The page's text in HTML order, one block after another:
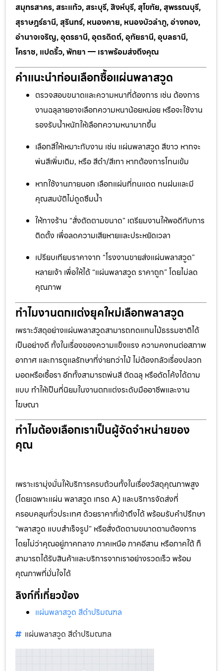
สมุทรสาคร, สระแก้ว, สระบุรี, สิงห์บุรี, สุโขทัย, สุพรรณบุรี,
สุราษฎร์ธานี, สุรินทร์, หนองคาย, หนองบัวลำภู, อ่างทอง,
อำนาจเจริญ, อุดรธานี, อุตรดิตถ์, อุทัยธานี, อุบลธานี,
โคราช, แปดริ้ว, พัทยา — เราพร้อมส่งถึงคุณ
คำแนะนำก่อนเลือกซื้อแผ่นพลาสวูด
ตรวจสอบขนาดและความหนาที่ต้องการ เช่น ต้องการ
งานฉลุลายอาจเลือกความหนาน้อยหน่อย หรือจะใช้งาน
รองรับน้ำหนักให้เลือกความหนามากขึ้น
เลือกสีให้เหมาะกับงาน เช่น แผ่นพลาสวูด สีขาว หากจะ
พ่นสีเพิ่มเติม, หรือ สีดำ/สีเทา หากต้องการโทนเข้ม
หากใช้งานภายนอก เลือกแผ่นที่ทนแดด ทนฝนและมี
คุณสมบัติไม่ดูดซึมน้ำ
ให้ทางร้าน “สั่งตัดตามขนาด” เตรียมงานให้พอดีกับการ
ติดตั้ง เพื่อลดความเสียหายและประหยัดเวลา
เปรียบเทียบราคาจาก “โรงงานขายส่งแผ่นพลาสวูด”
หลายเจ้า เพื่อให้ได้ “แผ่นพลาสวูด ราคาถูก” โดยไม่ลด
คุณภาพ
ทำไมงานตกแต่งยุคใหม่เลือกพลาสวูด
เพราะวัสดุอย่างแผ่นพลาสวูดสามารถทดแทนไม้ธรรมชาติได้
เป็นอย่างดี ทั้งในเรื่องของความแข็งแรง ความคงทนต่อสภาพ
อากาศ และการดูแลรักษาที่ง่ายกว่าไม้ ไม่ต้องกลัวเรื่องปลวก
มอดหรือเชื้อรา อีกทั้งสามารถพ่นสี ตัดฉลุ หรือดัดโค้งได้ตาม
แบบ ทำให้เป็นที่นิยมในงานตกแต่งระดับมืออาชีพและงาน
โฆษณา
ทำไมต้องเลือกเราเป็นผู้จัดจำหน่ายของ
คุณ
เพราะเรามุ่งมั่นให้บริการครบถ้วนทั้งในเรื่องวัสดุคุณภาพสูง
(โดยเฉพาะแผ่น พลาสวูด เกรด A) และบริการจัดส่งที่
ครอบคลุมทั่วประเทศ ด้วยราคาที่เข้าถึงได้ พร้อมรับคำปรึกษา
“พลาสวูด แบบสำเร็จรูป” หรือสั่งตัดตามขนาดตามต้องการ
โดยไม่ว่าคุณอยู่ภาคกลาง ภาคเหนือ ภาคอีสาน หรือภาคใต้ ก็
สามารถได้รับสินค้าและบริการจากเราอย่างรวดเร็ว พร้อม
คุณภาพที่มั่นใจได้
ลิงก์ที่เกี่ยวข้อง
แผ่นพลาสวูด สีดำปริมณฑล
แผ่นพลาสวูด สีดำปริมณฑล